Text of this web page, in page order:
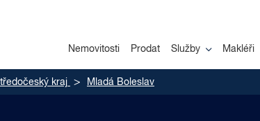
Nemovitosti Prodat Služby Makléři
kraj Mladá Boleslav